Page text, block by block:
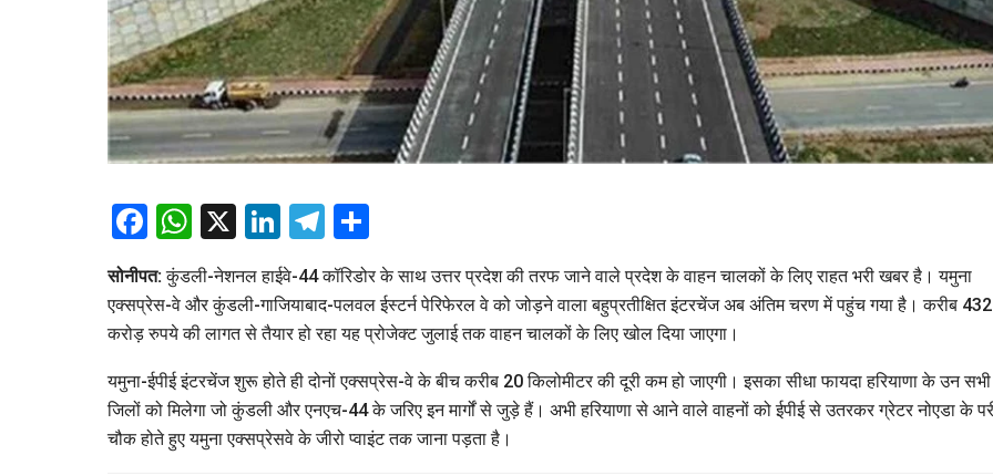
Facebook
WhatsApp
X LinkedIn
Telegram
सोनीपत:कुंडली-नेशनल हाईवे-44 कॉरिडोर के साथ उत्तर प्रदेश की तरफ जाने वाले प्रदेश के वाहन चालकों के लिए राहत भरी खबर है। यमुना
एक्सप्रेस-वे और कुंडली-गाजियाबाद-पलवल ईस्टर्न पेरिफेरल वे को जोड़ने वाला बहुप्रतीक्षित इंटरचेंज अब अंतिम चरण में पहुंच गया है। करीब 432
करोड़ रुपये की लागत से तैयार हो रहा यह प्रोजेक्ट जुलाई तक वाहन चालकों के लिए खोल दिया जाएगा।
यमुना-ईपीई इंटरचेंज शुरू होते ही दोनों एक्सप्रेस-वे के बीच करीब 20 किलोमीटर की दूरी कम हो जाएगी। इसका सीधा फायदा हरियाणा के उन सभी
जिलों को मिलेगा जो कुंडली और एनएच-44 के जरिए इन मार्गों से जुड़े हैं। अभी हरियाणा से आने वाले वाहनों को ईपीई से उतरकर ग्रेटर नोएडा के
चौक होते हुए यमुना एक्सप्रेसवे के जीरो प्वाइंट तक जाना पड़ता है।